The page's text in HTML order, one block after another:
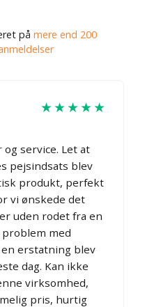
på mere end 200
★★★★★
service. Let at
pejsindsats blev
produkt, perfekt
vi ønskede det
uden rodet fra en
med
erstatning blev
dag. Kan ikke
virksomhed,
pris, hurtig